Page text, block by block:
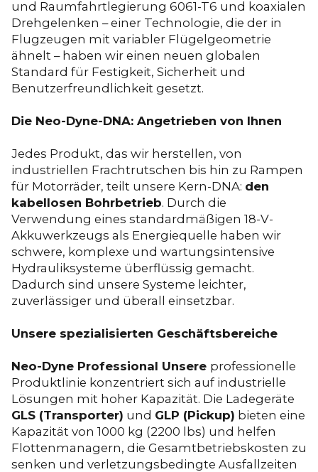
und Raumfahrtlegierung 6061-T6 und koaxialen
Drehgelenken – einer Technologie, die der in
Flugzeugen mit variabler Flügelgeometrie
ähnelt – haben wir einen neuen globalen
Standard für Festigkeit, Sicherheit und
Benutzerfreundlichkeit gesetzt.
Die Neo-Dyne-DNA: Angetrieben von Ihnen
Jedes Produkt, das wir herstellen, von
industriellen Frachtrutschen bis hin zu Rampen
für Motorräder, teilt unsere Kern-DNA: den
kabellosen Bohrbetrieb. Durch die
Verwendung eines standardmäßigen 18-V-
Akkuwerkzeugs als Energiequelle haben wir
schwere, komplexe und wartungsintensive
Hydrauliksysteme überflüssig gemacht.
Dadurch sind unsere Systeme leichter,
zuverlässiger und überall einsetzbar.
Unsere spezialisierten Geschäftsbereiche
‍Neo-Dyne Professional Unsere professionelle
Produktlinie konzentriert sich auf industrielle
Lösungen mit hoher Kapazität. Die Ladegeräte
GLS (Transporter) und GLP (Pickup) bieten eine
Kapazität von 1000 kg (2200 lbs) und helfen
Flottenmanagern, die Gesamtbetriebskosten zu
senken und verletzungsbedingte Ausfallzeiten